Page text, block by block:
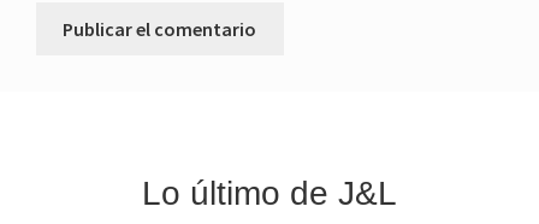
Lo último de J&L